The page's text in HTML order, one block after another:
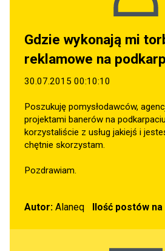
Gdzie wykonają mi
reklamowe na
30.07.2015 00:10:10
Poszukuję pomysłodawców,
projektami banerów na
korzystaliście z usług jakiejś i
chętnie skorzystam.
Pozdrawiam.
Autor: Alaneq Ilość postów